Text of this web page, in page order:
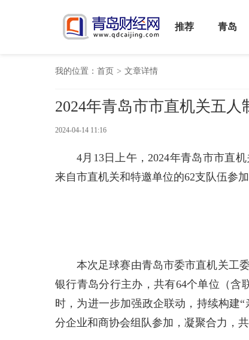
推荐 青岛
我的位置： 首页 > 文章详情
2024年青岛市市直机关五人
2024-04-14 11:16
4月13日上午，2024年青岛市市直
来自市直机关和特邀单位的62支队伍参加
本次足球赛由青岛市委市直机关工
银行青岛分行主办，共有64个单位（含
时，为进一步加强政企联动，持续构建
分企业和商协会组队参加，凝聚合力，共